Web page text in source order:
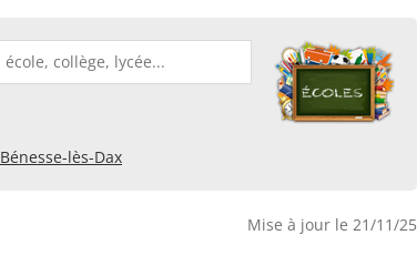
Bénesse-lès-Dax
Mise à jour le 21/11/25